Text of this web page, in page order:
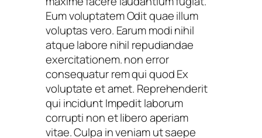
Eum voluptatem Odit quae illum
voluptas vero. Earum modi nihil
atque labore nihil repudiandae
exercitationem. non error
consequatur rem qui quod Ex
voluptate et amet. Reprehenderit
qui incidunt Impedit laborum
corrupti non et libero aperiam
vitae. Culpa in veniam ut saepe